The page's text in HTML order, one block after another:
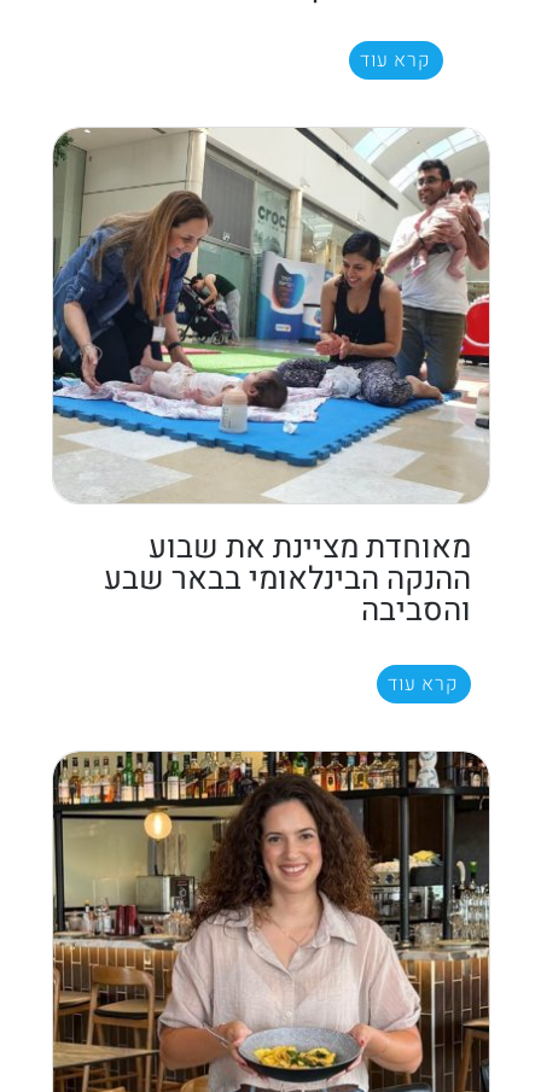
קרא עוד
מאוחדת מציינת את שבוע
ההנקה הבינלאומי בבאר שבע
והסביבה
קרא עוד